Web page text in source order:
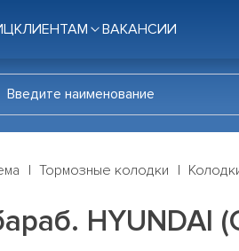
КЛИЕНТАМ ВАКАНСИИ
Тормозные колодки
HYUNDAI